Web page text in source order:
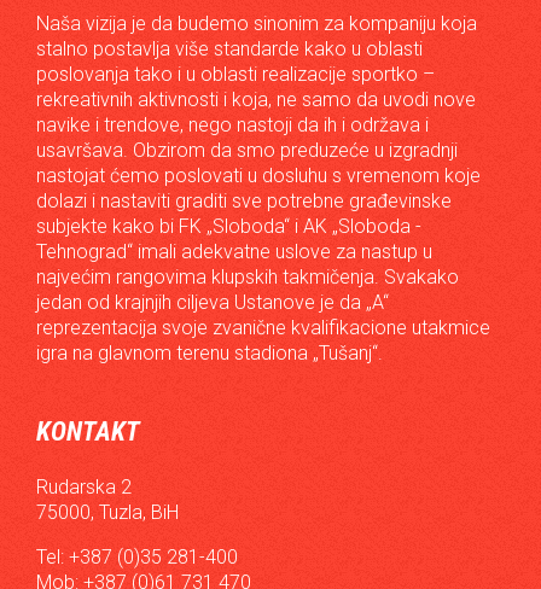
Naša vizija je da budemo sinonim za kompaniju koja
stalno postavlja više standarde kako u oblasti
poslovanja tako i u oblasti realizacije sportko –
rekreativnih aktivnosti i koja, ne samo da uvodi nove
navike i trendove, nego nastoji da ih i održava i
usavršava. Obzirom da smo preduzeće u izgradnji
nastojat ćemo poslovati u dosluhu s vremenom koje
dolazi i nastaviti graditi sve potrebne građevinske
subjekte kako bi FK „Sloboda“ i AK „Sloboda -
Tehnograd“ imali adekvatne uslove za nastup u
najvećim rangovima klupskih takmičenja. Svakako
jedan od krajnjih ciljeva Ustanove je da „A“
reprezentacija svoje zvanične kvalifikacione utakmice
igra na glavnom terenu stadiona „Tušanj“.
KONTAKT
Rudarska 2
75000, Tuzla, BiH
Tel: +387 (0)35 281-400
Mob: +387 (0)61 731 470